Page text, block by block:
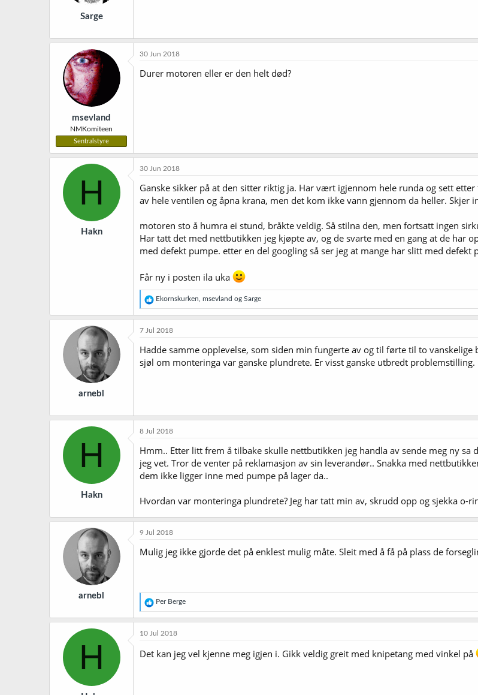
Sarge
msevland
NMKomiteen
Sentralstyre
30 Jun 2018
Durer motoren eller er den helt død?
H
Hakn
30 Jun 2018
Ganske sikker på at den sitter riktig ja. Har vært igjennom hele runda og sett
av hele ventilen og åpna krana, men det kom ikke vann gjennom da heller. Skjer
motoren sto å humra ei stund, bråkte veldig. Så stilna den, men fortsatt ingen
Har tatt det med nettbutikken jeg kjøpte av, og de svarte med en gang at de har
med defekt pumpe. etter en del googling så ser jeg at mange har slitt med defekt
Får ny i posten ila uka
R
e
a
k
j
o
n
Ekornskurken msevland og Sarge
arnebl
7 Jul 2018
Hadde samme opplevelse, som siden min fungerte av og til førte til to
sjøl om monteringa var ganske plundrete. Er visst ganske utbredt problemstilling.
H
Hakn
8 Jul 2018
Hmm.. Etter litt frem å tilbake skulle nettbutikken jeg handla av sende meg ny
jeg vet. Tror de venter på reklamasjon av sin leverandør.. Snakka med
dem ikke ligger inne med pumpe på lager da..
Hvordan var monteringa plundrete? Jeg har tatt min av, skrudd opp og sjekka o-
arnebl
9 Jul 2018
Mulig jeg ikke gjorde det på enklest mulig måte. Sleit med å få på plass de
R
e
a
k
o
Per Berge
H
10 Jul 2018
Det kan jeg vel kjenne meg igjen i. Gikk veldig greit med knipetang med vinkel på